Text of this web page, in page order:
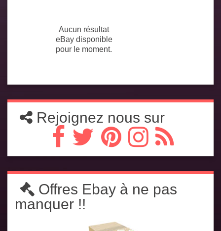
Aucun résultat
eBay disponible
pour le moment.
Rejoignez nous sur
Offres Ebay à ne pas
manquer !!